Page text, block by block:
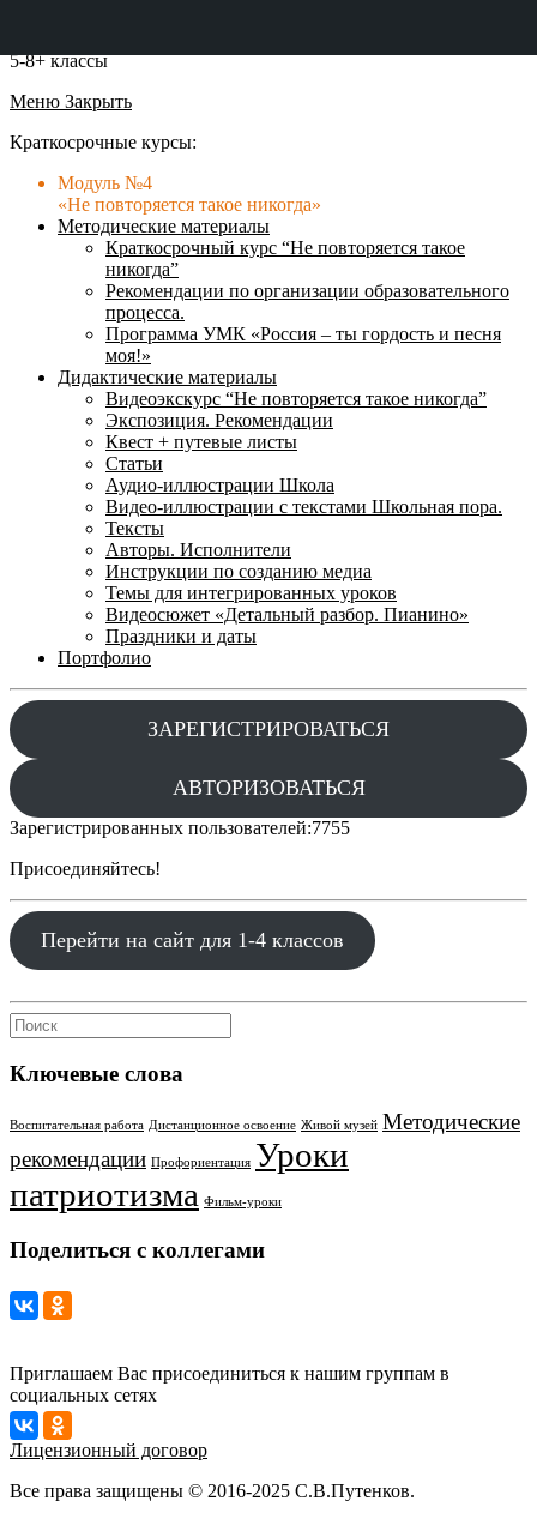
5-8+ классы
Меню Закрыть
Краткосрочные курсы:
Модуль №4
«Не повторяется такое никогда»
Методические материалы
Краткосрочный курс “Не повторяется такое
никогда”
Рекомендации по организации образовательного
процесса.
Программа УМК «Россия – ты гордость и песня
моя!»
Дидактические материалы
Видеоэкскурс “Не повторяется такое никогда”
Экспозиция. Рекомендации
Квест + путевые листы
Статьи
Аудио-иллюстрации Школа
Видео-иллюстрации с текстами Школьная пора.
Тексты
Авторы. Исполнители
Инструкции по созданию медиа
Темы для интегрированных уроков
Видеосюжет «Детальный разбор. Пианино»
Праздники и даты
Портфолио
ЗАРЕГИСТРИРОВАТЬСЯ
АВТОРИЗОВАТЬСЯ
Зарегистрированных пользователей:7755
Присоединяйтесь!
Перейти на сайт для 1-4 классов
Ключевые слова
Воспитательная работа Дистанционное освоение Живой музей Методические
рекомендации Профориентация Уроки
патриотизма Фильм-уроки
Поделиться с коллегами
Приглашаем Вас присоединиться к нашим группам в
социальных сетях
Лицензионный договор
Все права защищены © 2016-2025 С.В.Путенков.